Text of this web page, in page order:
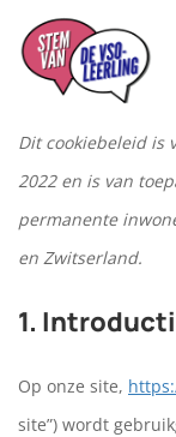
Dit cookiebeleid is
2022 en is van
permanente
en Zwitserland.
1.
Op onze site,
site”) wordt